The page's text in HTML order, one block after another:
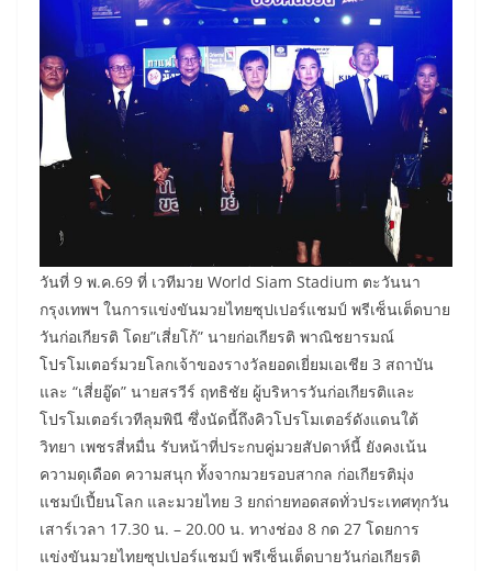
วันที่ 9 พ.ค.69 ที่ เวทีมวย World Siam Stadium ตะวันนา
กรุงเทพฯ ในการแข่งขันมวยไทยซุปเปอร์แชมป์ พรีเซ็นเต็ดบาย
วันก่อเกียรติ โดย”เสี่ยโก้” นายก่อเกียรติ พาณิชยารมณ์
โปรโมเตอร์มวยโลกเจ้าของรางวัลยอดเยี่ยมเอเชีย 3 สถาบัน
และ “เสี่ยอู๊ด” นายสรวีร์ ฤทธิชัย ผู้บริหารวันก่อเกียรติและ
โปรโมเตอร์เวทีลุมพินี ซึ่งนัดนี้ถึงคิวโปรโมเตอร์ดังแดนใต้
วิทยา เพชรสี่หมื่น รับหน้าที่ประกบคู่มวยสัปดาห์นี้ ยังคงเน้น
ความดุเดือด ความสนุก ทั้งจากมวยรอบสากล ก่อเกียรติมุ่ง
แชมป์เปี้ยนโลก และมวยไทย 3 ยกถ่ายทอดสดทั่วประเทศทุกวัน
เสาร์เวลา 17.30 น. – 20.00 น. ทางช่อง 8 กด 27 โดยการ
แข่งขันมวยไทยซุปเปอร์แชมป์ พรีเซ็นเต็ดบายวันก่อเกียรติ